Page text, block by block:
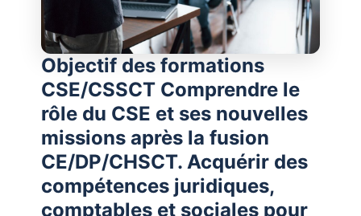
Objectif des formations
CSE/CSSCT Comprendre le
rôle du CSE et ses nouvelles
missions après la fusion
CE/DP/CHSCT. Acquérir des
compétences juridiques,
comptables et sociales pour